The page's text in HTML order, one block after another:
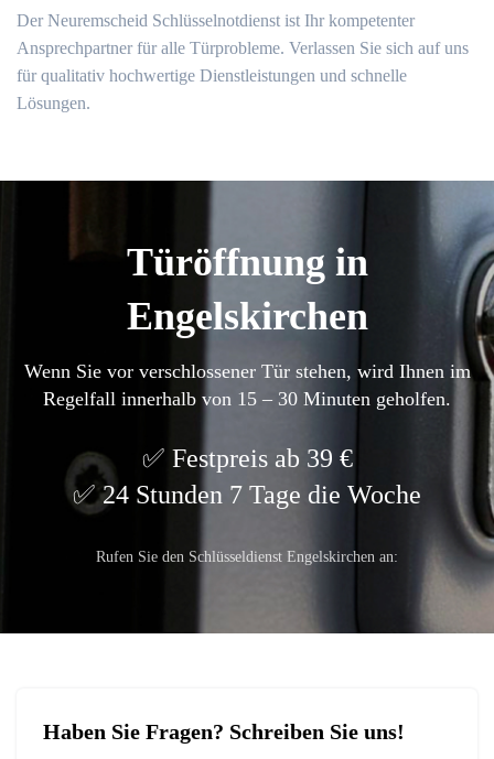
Der Neuremscheid Schlüsselnotdienst ist Ihr kompetenter
Ansprechpartner für alle Türprobleme.​ Verlassen Sie sich auf uns
für qualitativ hochwertige Dienstleistungen und schnelle
Lösungen.​
Türöffnung in
Engelskirchen
Wenn Sie vor verschlossener Tür stehen, wird Ihnen im
Regelfall innerhalb von 15 – 30 Minuten geholfen.
Festpreis ab 39 €
24 Stunden 7 Tage die Woche
Rufen Sie den Schlüsseldienst Engelskirchen an:
Haben Sie Fragen? Schreiben Sie uns!